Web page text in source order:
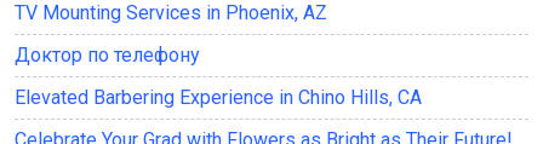
TV Mounting Services in Phoenix, AZ
Доктор по телефону
Elevated Barbering Experience in Chino Hills, CA